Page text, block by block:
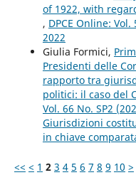
of 1922, with
, DPCE Online:
2022
Giulia Formici,
Presidenti delle
rapporto tra
politici: il caso del
Vol. 66 No. SP2
Giurisdizioni
in chiave
<< < 1 2 3 4 5 6 7 8 9 10 >